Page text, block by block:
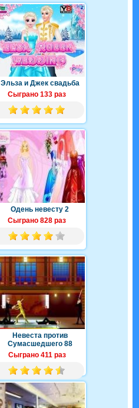
Эльза и Джек свадьба
Сыграно 133 раз
Одень невесту 2
Сыграно 828 раз
Невеста против
Сумасшедшего 88
Сыграно 411 раз